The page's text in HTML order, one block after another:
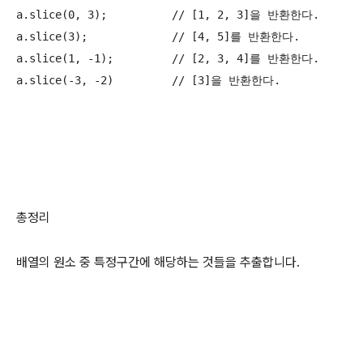
a.slice(0, 3); 		// [1, 2, 3]을 반환한다.
a.slice(3); 		// [4, 5]를 반환한다.
a.slice(1, -1); 	// [2, 3, 4]를 반환한다.
a.slice(-3, -2)		// [3]을 반환한다.
총정리
배열의 원소 중 특정구간에 해당하는 것들을 추출합니다.